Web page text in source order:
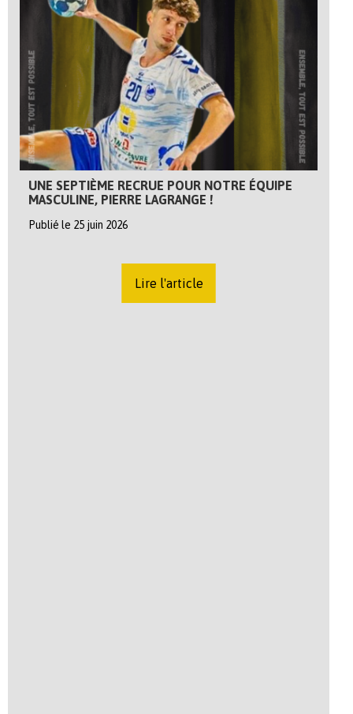
UNE SEPTIÈME RECRUE POUR NOTRE ÉQUIPE
MASCULINE, PIERRE LAGRANGE !
Publié le 25 juin 2026
Lire l'article